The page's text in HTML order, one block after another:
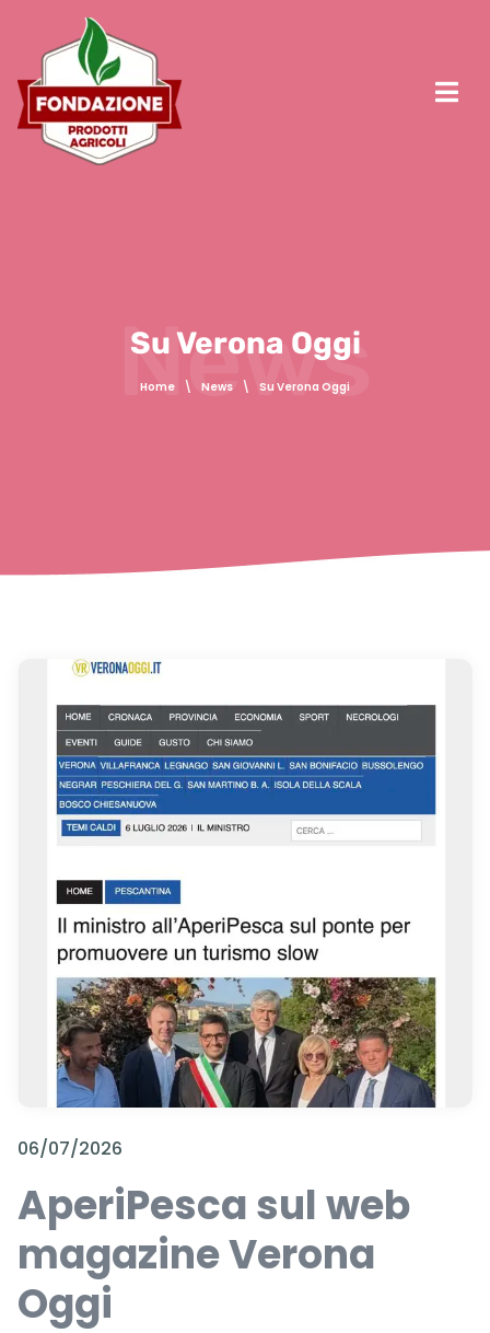
News
Su Verona Oggi
Home \ News \ Su Verona Oggi
06/07/2026
AperiPesca sul web
magazine Verona
Oggi